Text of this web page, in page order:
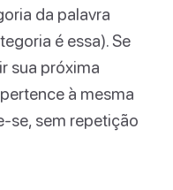
da palavra
é essa). Se
sua próxima
à mesma
se, sem repetição